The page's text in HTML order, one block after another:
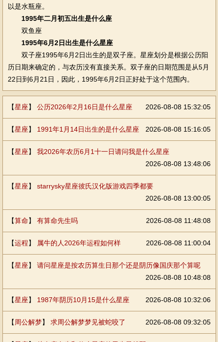
以是水瓶座。
1995年二月初五出生是什么座
双鱼座
1995年6月2日出生是什么星座
双子座1995年6月2日出生的是双子座。星座划分是根据公历阳
历日期来确定的，与农历没有直接关系。双子座的日期范围是从5月
22日到6月21日，因此，1995年6月2日正好处于这个范围内。
【星座】 公历2026年2月16日是什么星座 2026-08-08 15:32:05
【星座】 1991年1月14日出生的是什么星座 2026-08-08 15:16:05
【星座】 我2026年农历6月1十一日请问我是什么星座
2026-08-08 13:48:06
【星座】 starrysky星座彼氏汉化版游戏四季都要
2026-08-08 13:00:05
【算命】 有算命先生吗 2026-08-08 11:48:08
【运程】 属牛的人2026年运程如何样 2026-08-08 11:00:04
【星座】 请问星座是按农历算生日那个还是阴历像国庆那个算呢
2026-08-08 10:48:08
【星座】 1987年阴历10月15是什么星座 2026-08-08 10:32:06
【 周公解梦】 求周公解梦梦见被蛇咬了 2026-08-08 09:32:05